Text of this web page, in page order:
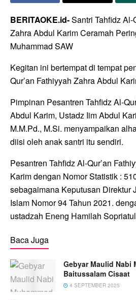
BERITAOKE.id-Santri Tahfidz Al-
Zahra Abdul Karim Ceramah
Muhammad SAW
Kegitan ini bertempat di tempat
Qur’an Fathiyyah Zahra Abdul
Pimpinan Pesantren Tahfidz Al-
Abdul Karim, Ustadz Iim Abdul
M.M.Pd., M.Si. menyampaikan
diisi oleh anak santri itu sendiri.
Pesantren Tahfidz Al-Qur’an
Karim dengan Nomor Statistik :
sebagaimana Keputusan Direktur
Islam Nomor 94 Tahun 2021.
ustadzah Eneng Hamilah
Baca Juga
Gebyar Maulid Nabi
Baitussalam Cisaat
4 SEPTEMBER 2025